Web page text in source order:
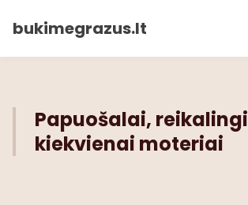
bukimegrazus.lt
Papuošalai, reikalingi
kiekvienai moteriai